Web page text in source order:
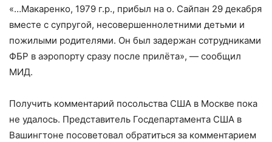
«…Макаренко, 1979 г.р., прибыл на о. Сайпан 29 декабря
вместе с супругой, несовершеннолетними детьми и
пожилыми родителями. Он был задержан сотрудниками
ФБР в аэропорту сразу после прилёта», — сообщил
МИД.
Получить комментарий посольства США в Москве пока
не удалось. Представитель Госдепартамента США в
Вашингтоне посоветовал обратиться за комментарием